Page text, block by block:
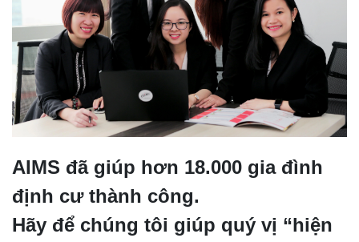
AIMS đã giúp hơn 18.000 gia đình
định cư thành công.
Hãy để chúng tôi giúp quý vị “hiện